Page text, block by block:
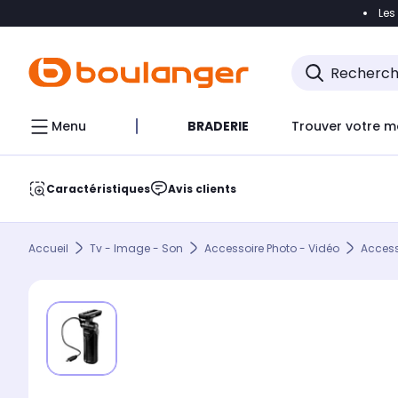
Accéder
Menu BRADERIE Trouver votre
Caractéristiques Avis clients
Accueil Tv - Image - Son Accessoire Photo - Vidéo